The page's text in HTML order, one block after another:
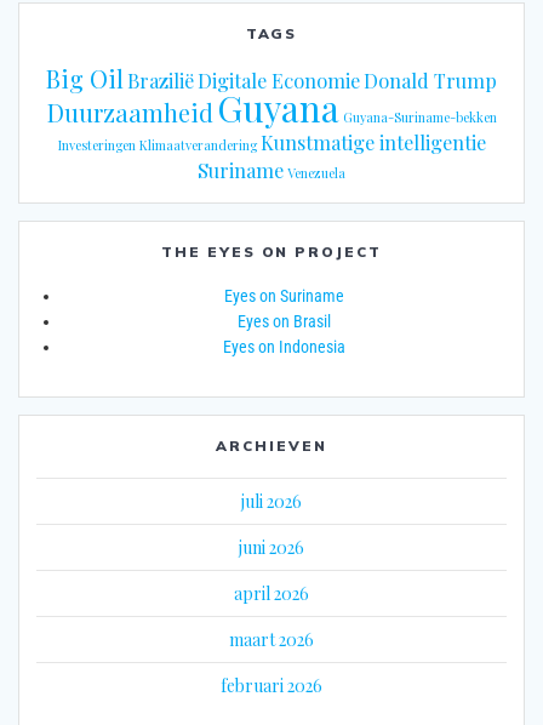
TAGS
Big Oil BraziliëDigitale EconomieDonald Trump
Duurzaamheid Guyana Guyana-Suriname-bekken
Investeringen Klimaatverandering Kunstmatige intelligentie
Suriname Venezuela
THE EYES ON PROJECT
Eyes on Suriname
Eyes on Brasil
Eyes on Indonesia
ARCHIEVEN
juli 2026
juni 2026
april 2026
maart 2026
februari 2026